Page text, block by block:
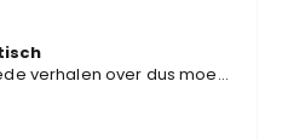
verhalen over dus moest